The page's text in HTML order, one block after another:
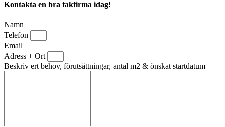
Kontakta en bra takfirma idag!
Namn
Telefon
Email
Adress + Ort
Beskriv ert behov, förutsättningar, antal m2 & önskat startdatum